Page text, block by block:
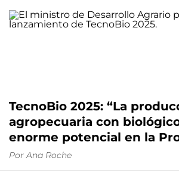
TecnoBio 2025: “La
agropecuaria con
enorme potencial en la
Por Ana Roche